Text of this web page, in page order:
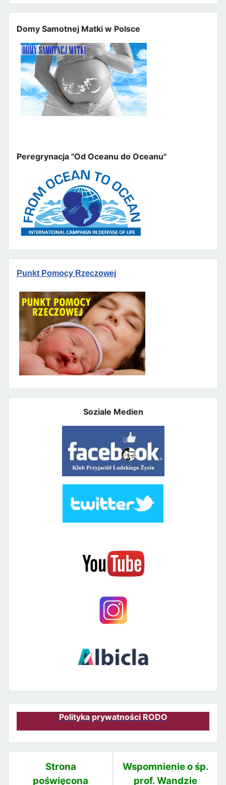
Domy Samotnej Matki w Polsce
Peregrynacja "Od Oceanu do Oceanu"
Punkt Pomocy Rzeczowej
Soziale Medien
Polityka prywatności RODO
Strona
poświęcona
Wspomnienie o śp.
prof. Wandzie